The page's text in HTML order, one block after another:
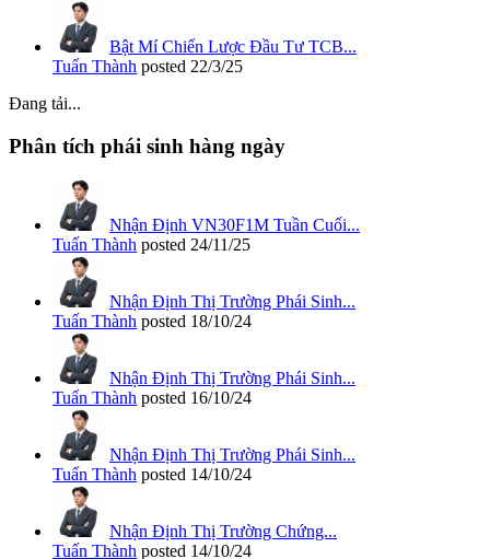
Bật Mí Chiến Lược Đầu Tư TCB...
Tuấn Thành posted 22/3/25
Đang tải...
Phân tích phái sinh hàng ngày
Nhận Định VN30F1M Tuần Cuối...
Tuấn Thành posted 24/11/25
Nhận Định Thị Trường Phái Sinh...
Tuấn Thành posted 18/10/24
Nhận Định Thị Trường Phái Sinh...
Tuấn Thành posted 16/10/24
Nhận Định Thị Trường Phái Sinh...
Tuấn Thành posted 14/10/24
Nhận Định Thị Trường Chứng...
Tuấn Thành posted 14/10/24